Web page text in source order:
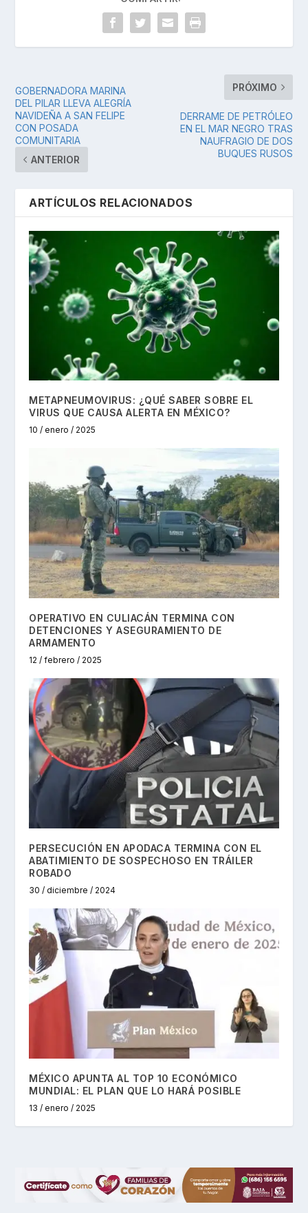
GOBERNADORA MARINA
DEL PILAR LLEVA ALEGRÍA
NAVIDEÑA A SAN FELIPE
CON POSADA
COMUNITARIA
ANTERIOR
PRÓXIMO
DERRAME DE PETRÓLEO
EN EL MAR NEGRO TRAS
NAUFRAGIO DE DOS
BUQUES RUSOS
ARTÍCULOS RELACIONADOS
METAPNEUMOVIRUS: ¿QUÉ SABER SOBRE EL
VIRUS QUE CAUSA ALERTA EN MÉXICO?
10 / enero / 2025
OPERATIVO EN CULIACÁN TERMINA CON
DETENCIONES Y ASEGURAMIENTO DE
ARMAMENTO
12 / febrero / 2025
PERSECUCIÓN EN APODACA TERMINA CON EL
ABATIMIENTO DE SOSPECHOSO EN TRÁILER
ROBADO
30 / diciembre / 2024
MÉXICO APUNTA AL TOP 10 ECONÓMICO
MUNDIAL: EL PLAN QUE LO HARÁ POSIBLE
13 / enero / 2025